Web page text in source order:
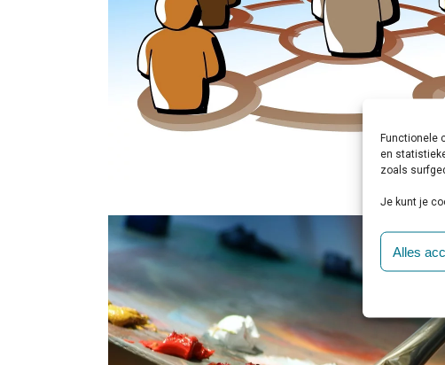
Functionele
en
zoals
Je kunt je
Alles